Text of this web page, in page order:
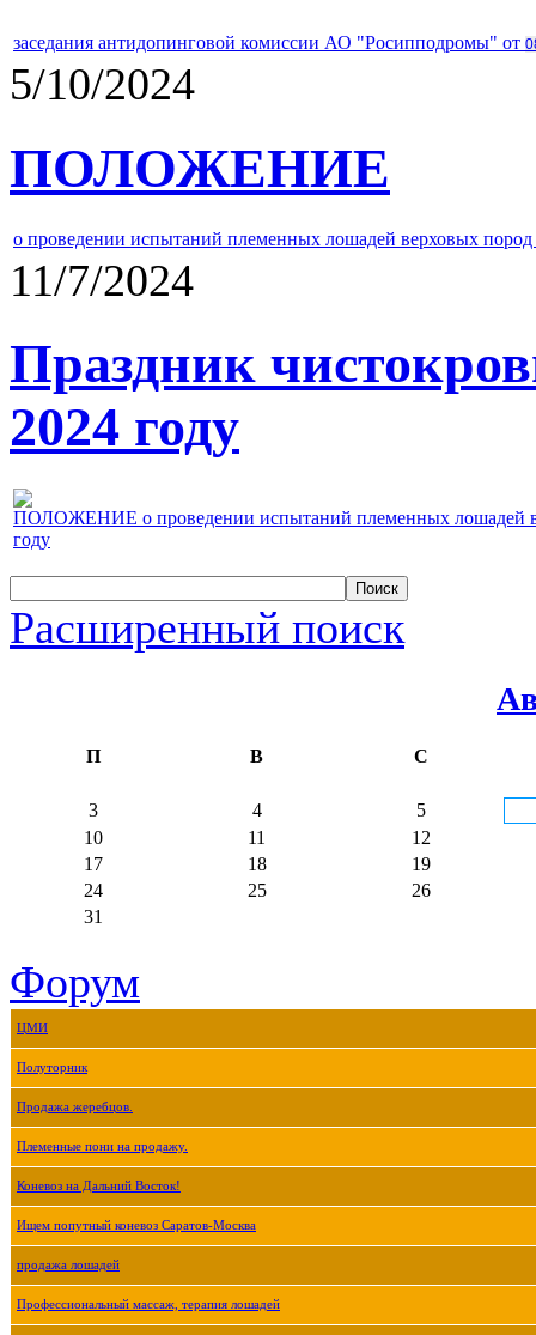
заседания антидопинговой комиссии АО "Росипподромы" от
5/10/2024
ПОЛОЖЕНИЕ
о проведении испытаний племенных лошадей верховых
11/7/2024
Праздник
2024 году
ПОЛОЖЕНИЕ о проведении испытаний племенных лошадей
году
Расширенный поиск
П В С
3 4
5
10
11
12
17
18
19
24
25
26
31
Форум
ЦМИ
Полуторник
Продажа жеребцов.
Племенные пони на продажу.
Коневоз на Дальний Восток!
Ищем попутный коневоз Саратов-Москва
продажа лошадей
Профессиональный массаж, терапия лошадей